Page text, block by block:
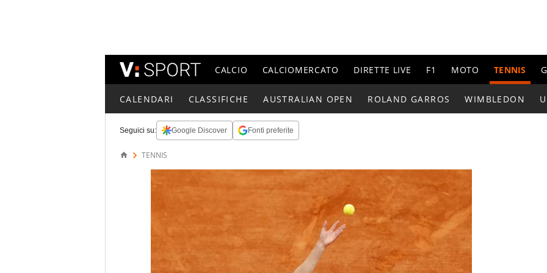
CALCIO CALCIOMERCATO DIRETTE LIVE F1 MOTO TENNIS
CALENDARI CLASSIFICHE AUSTRALIAN OPEN ROLAND GARROS WIMBLEDON
Seguici su: Google Discover Fonti preferite
TENNIS